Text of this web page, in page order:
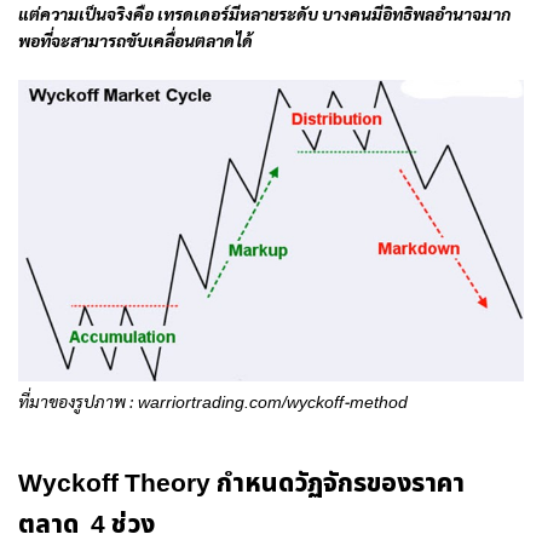
แต่ความเป็นจริงคือ เทรดเดอร์มีหลายระดับ บางคนมีอิทธิพลอำนาจมาก
พอที่จะสามารถขับเคลื่อนตลาดได้
ที่มาของรูปภาพ : warriortrading.com/wyckoff-method
Wyckoff Theory กำหนดวัฏจักรของราคา
ตลาด 4 ช่วง